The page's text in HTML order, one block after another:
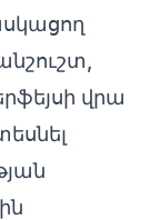
վրա